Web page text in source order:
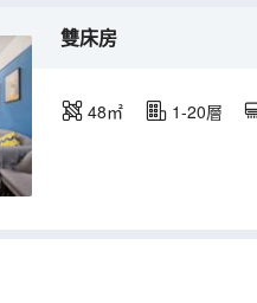
雙床房
48㎡ 1-20層